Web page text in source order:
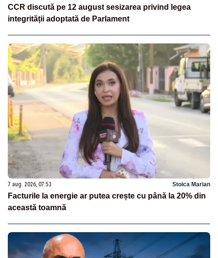
CCR discută pe 12 august sesizarea privind legea
integrității adoptată de Parlament
7 aug. 2026, 07:53 Stoica Marian
Facturile la energie ar putea crește cu până la 20% din
această toamnă